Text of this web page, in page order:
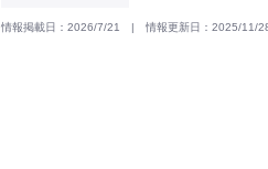
情報掲載日：2026/7/21 | 情報更新日：2025/11/